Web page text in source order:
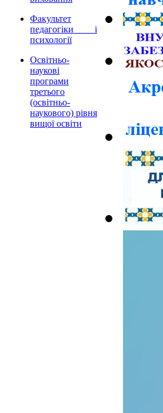
Факультет
педагогіки і
психології
Освітньо-
наукові
програми
третього
(освітньо-
наукового) рівня
вищої освіти